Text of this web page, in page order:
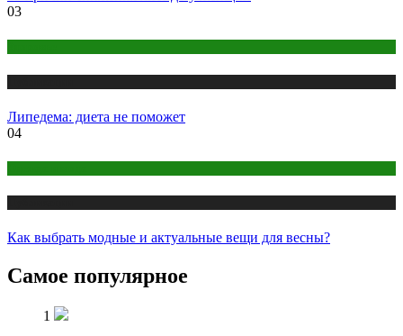
03
Липедема: диета не поможет
04
Как выбрать модные и актуальные вещи для весны?
Самое популярное
1